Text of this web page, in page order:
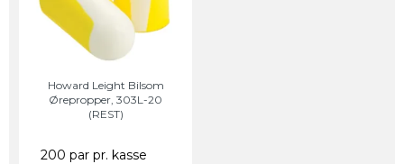
Howard Leight Bilsom
Ørepropper, 303L-20
(REST)
200 par pr. kasse